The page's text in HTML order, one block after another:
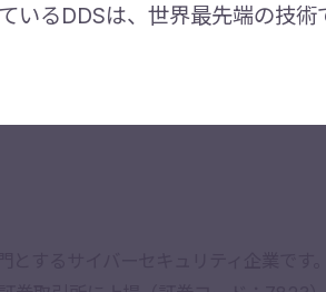
いるDDSは、世界最先端の技